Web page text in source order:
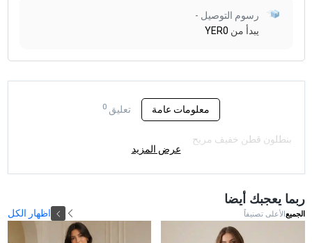
رسوم التوصيل -
يبدأ من YER0
معلومات عامة تعليق 0
بنطلون قطن خفيف مريح
عرض المزيد
ربما يعجبك أيضا
الجميع الأعلى تصنيفاً اظهار الكل